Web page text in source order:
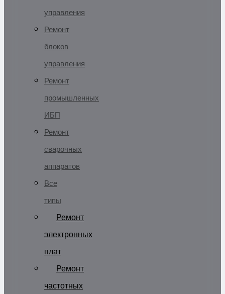
управления
Ремонт
блоков
управления
Ремонт
промышленных
ИБП
Ремонт
сварочных
аппаратов
Все
типы
Ремонт
электронных
плат
Ремонт
частотных